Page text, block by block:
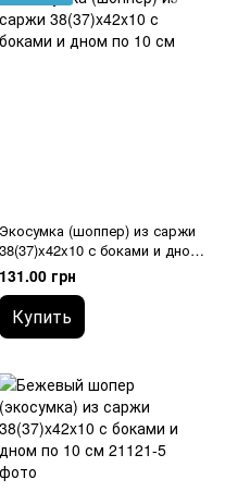
Экосумка (шоппер) из саржи
38(37)x42x10 с боками и дном
по 10 см
131.00 грн
Купить